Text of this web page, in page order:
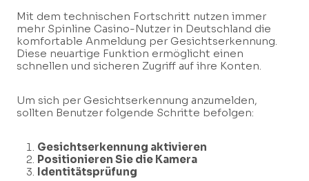
Mit dem technischen Fortschritt nutzen immer
mehr Spinline Casino-Nutzer in Deutschland die
komfortable Anmeldung per Gesichtserkennung.
Diese neuartige Funktion ermöglicht einen
schnellen und sicheren Zugriff auf ihre Konten.
Um sich per Gesichtserkennung anzumelden,
sollten Benutzer folgende Schritte befolgen:
Gesichtserkennung aktivieren
Positionieren Sie die Kamera
Identitätsprüfung